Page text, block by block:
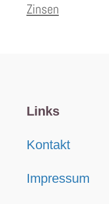
Zinsen
Links
Kontakt
Impressum